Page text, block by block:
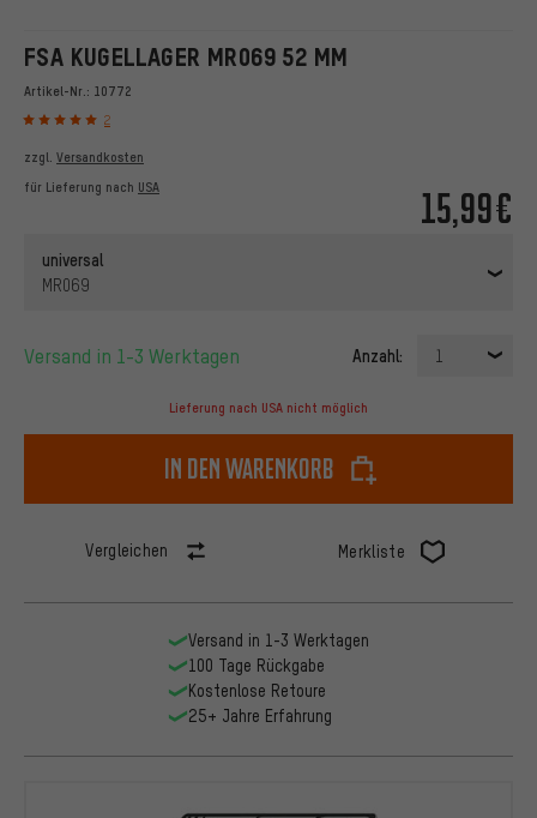
FSA KUGELLAGER MR069 52 MM
Artikel-Nr.: 10772
2
15,99€
zzgl. Versandkosten
für Lieferung nach USA
universal
MR069
Versand in 1-3 Werktagen Anzahl: 1
Lieferung nach USA nicht möglich
In den Warenkorb
Vergleichen Merkliste
Versand in 1-3 Werktagen
100 Tage Rückgabe
Kostenlose Retoure
25+ Jahre Erfahrung